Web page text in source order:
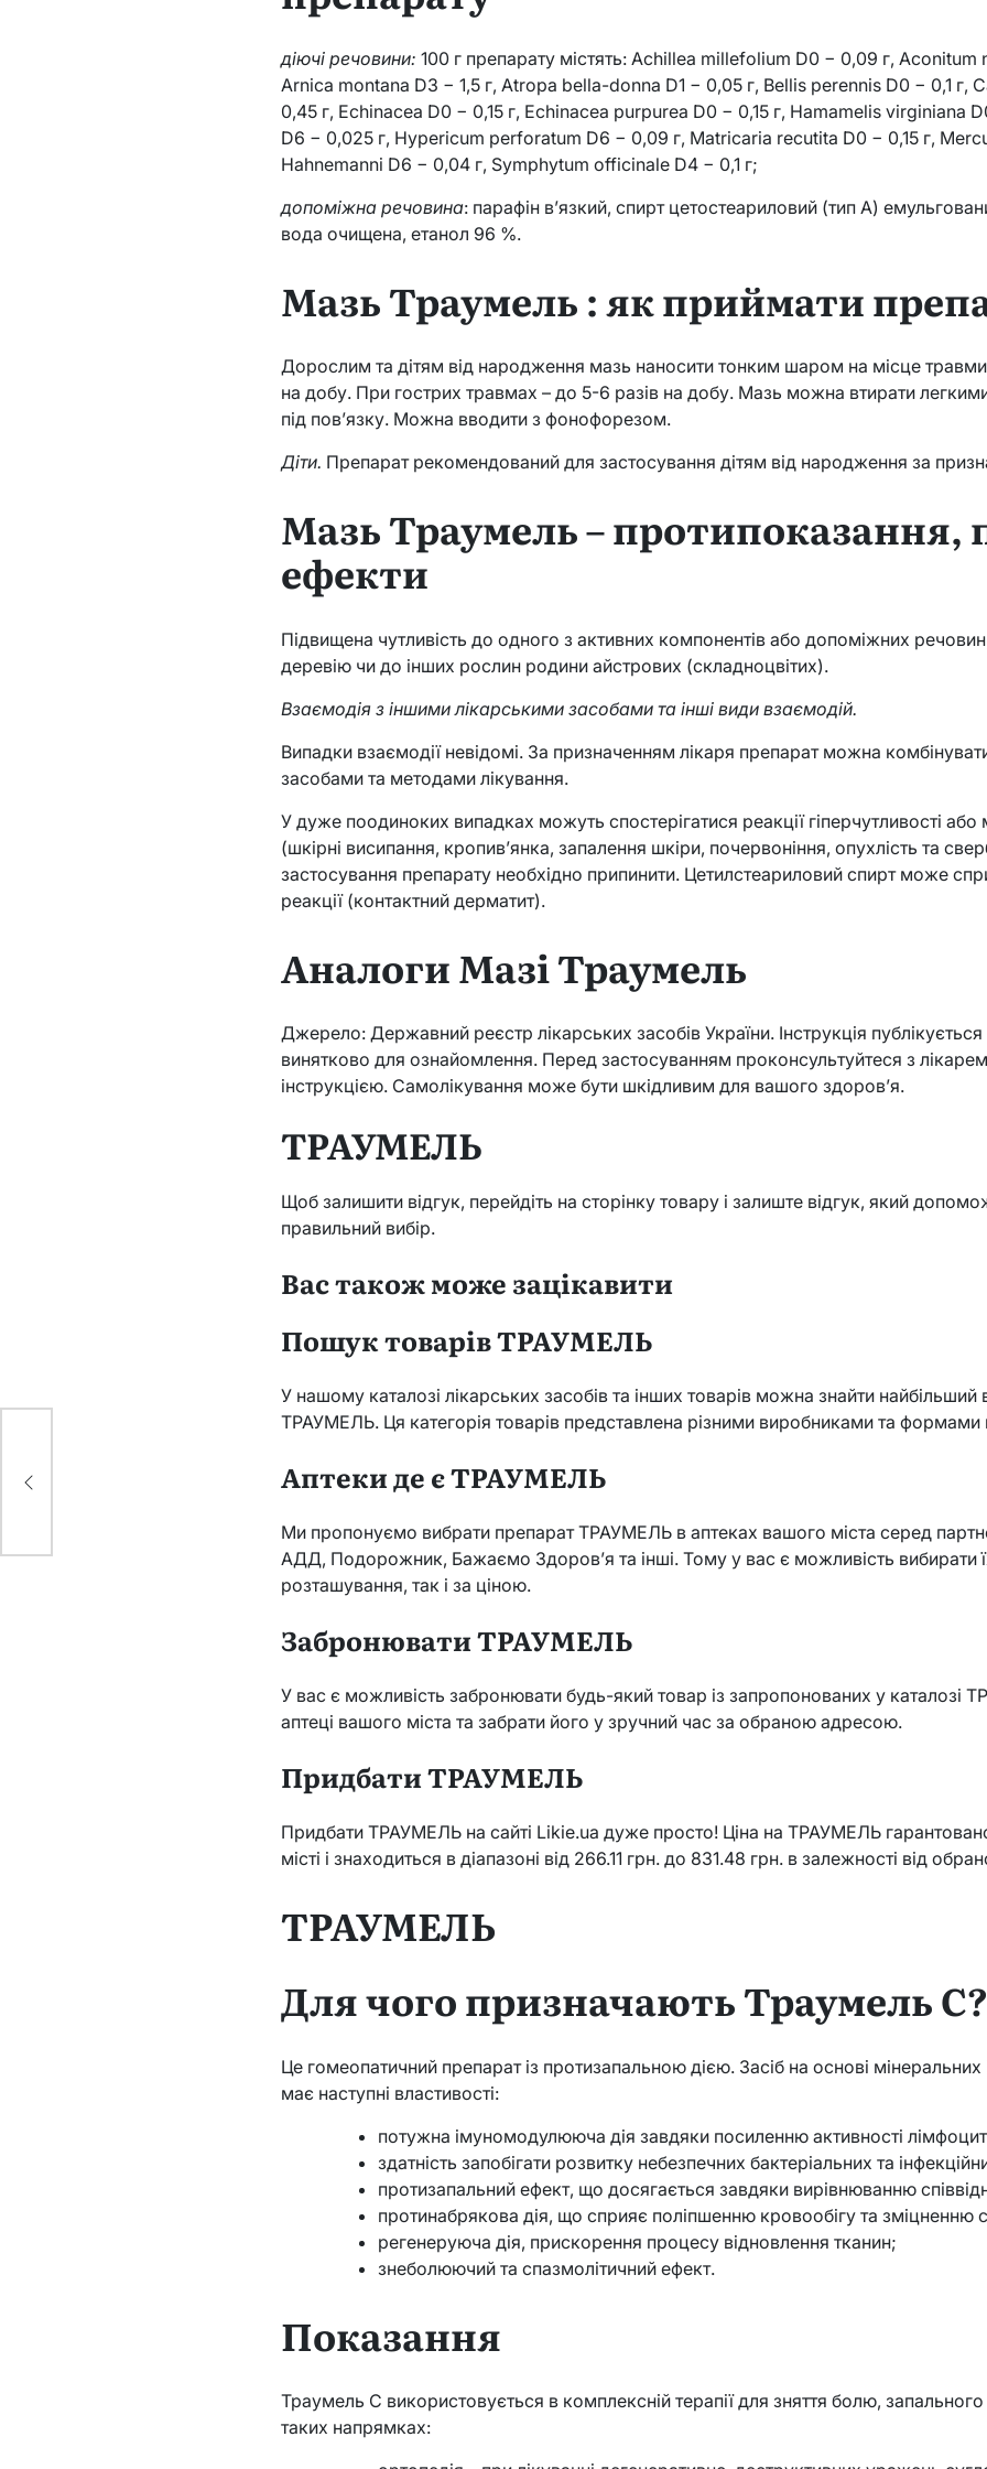
діючі речовини: 100 г препарату містять: Achillea millefolium D0 − 0,09 г, Aconitum
Arnica montana D3 − 1,5 г, Atropa bella-donna D1 − 0,05 г, Bellis perennis D0 − 0,1 г,
0,45 г, Echinacea D0 − 0,15 г, Echinacea purpurea D0 − 0,15 г, Hamamelis virginiana
D6 − 0,025 г, Hypericum perforatum D6 − 0,09 г, Matricaria recutita D0 − 0,15 г,
Hahnemanni D6 − 0,04 г, Symphytum officinale D4 − 0,1 г;
допоміжна речовина: парафін в’язкий, спирт цетостеариловий (тип А)
вода очищена, етанол 96 %.
Мазь Траумель : як приймати
Дорослим та дітям від народження мазь наносити тонким шаром на місце
на добу. При гострих травмах – до 5-6 разів на добу. Мазь можна втирати
під пов’язку. Можна вводити з фонофорезом.
Діти. Препарат рекомендований для застосування дітям від народження за
Мазь Траумель – протипоказання,
ефекти
Підвищена чутливість до одного з активних компонентів або допоміжних
деревію чи до інших рослин родини айстрових (складноцвітих).
Взаємодія з іншими лікарськими засобами та інші види взаємодій.
Випадки взаємодії невідомі. За призначенням лікаря препарат можна
засобами та методами лікування.
У дуже поодиноких випадках можуть спостерігатися реакції гіперчутливості або
(шкірні висипання, кропив’янка, запалення шкіри, почервоніння, опухлість та
застосування препарату необхідно припинити. Цетилстеариловий спирт може
реакції (контактний дерматит).
Аналоги Мазі Траумель
Джерело: Державний реєстр лікарських засобів України. Інструкція
винятково для ознайомлення. Перед застосуванням проконсультуйтеся з
інструкцією. Самолікування може бути шкідливим для вашого здоров’я.
ТРАУМЕЛЬ
Щоб залишити відгук, перейдіть на сторінку товару і залиште відгук, який
правильний вибір.
Вас також може зацікавити
Пошук товарів ТРАУМЕЛЬ
У нашому каталозі лікарських засобів та інших товарів можна знайти найбільший
ТРАУМЕЛЬ. Ця категорія товарів представлена різними виробниками та формами
Аптеки де є ТРАУМЕЛЬ
Ми пропонуємо вибрати препарат ТРАУМЕЛЬ в аптеках вашого міста серед
АДД, Подорожник, Бажаємо Здоров’я та інші. Тому у вас є можливість вибирати
розташування, так і за ціною.
Забронювати ТРАУМЕЛЬ
У вас є можливість забронювати будь-який товар із запропонованих у каталозі
аптеці вашого міста та забрати його у зручний час за обраною адресою.
Придбати ТРАУМЕЛЬ
Придбати ТРАУМЕЛЬ на сайті Likie.ua дуже просто! Ціна на ТРАУМЕЛЬ
місті і знаходиться в діапазоні від 266.11 грн. до 831.48 грн. в залежності від
ТРАУМЕЛЬ
Для чого призначають Траумель
Це гомеопатичний препарат із протизапальною дією. Засіб на основі
має наступні властивості:
потужна імуномодулююча дія завдяки посиленню активності
здатність запобігати розвитку небезпечних бактеріальних та
протизапальний ефект, що досягається завдяки вирівнюванню
протинабрякова дія, що сприяє поліпшенню кровообігу та зміцненню
регенеруюча дія, прискорення процесу відновлення тканин;
знеболюючий та спазмолітичний ефект.
Показання
Траумель С використовується в комплексній терапії для зняття болю,
таких напрямках: